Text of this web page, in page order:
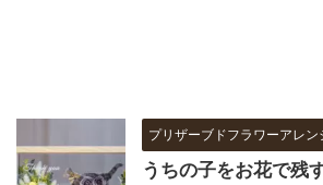
プリザーブドフラワーアレン
うちの子をお花で残